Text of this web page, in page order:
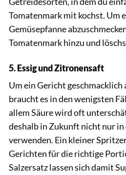
Tomatenmark mit kochst. Um
Gemüsepfanne
Tomatenmark hinzu und
5. Essig und Zitronensaft
Um ein Gericht geschmacklich
braucht es in den wenigsten
allem Säure wird oft
deshalb in Zukunft nicht nur in
verwenden. Ein kleiner
Gerichten für die richtige
Salzersatz lassen sich damit